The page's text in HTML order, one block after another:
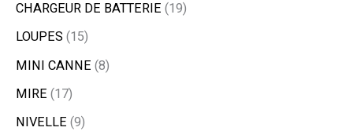
CHARGEUR DE BATTERIE 19
LOUPES 15
MINI CANNE 8
MIRE 17
NIVELLE 9